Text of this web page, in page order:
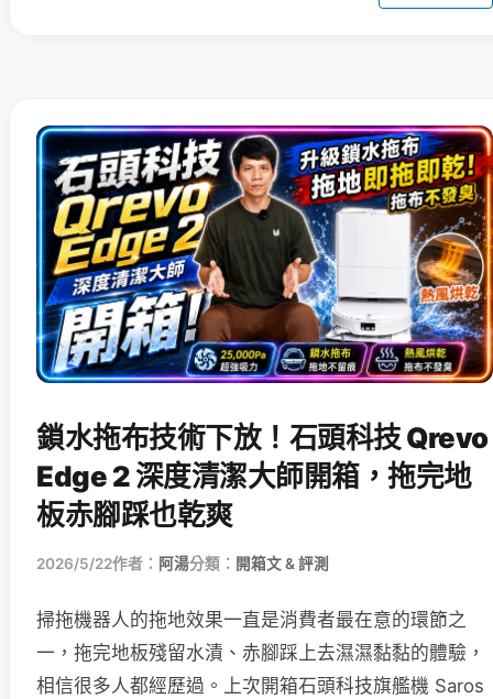
鎖水拖布技術下放！石頭科技 Qrevo
Edge 2 深度清潔大師開箱，拖完地
板赤腳踩也乾爽
2026/5/22作者： 阿湯分類： 開箱文 & 評測
掃拖機器人的拖地效果一直是消費者最在意的環節之
一，拖完地板殘留水漬、赤腳踩上去濕濕黏黏的體驗，
相信很多人都經歷過。上次開箱石頭科技旗艦機 Saros